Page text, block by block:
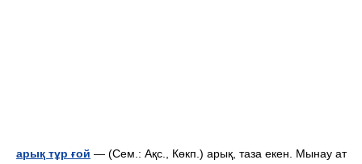
арық тұр ғой — (Сем.: Ақс., Көкп.) арық, таза екен. Мынау ат